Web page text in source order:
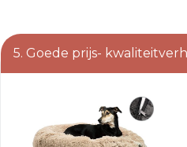
5. Goede prijs-